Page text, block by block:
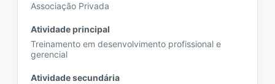
Associação Privada
Atividade principal
Treinamento em desenvolvimento profissional e
gerencial
Atividade secundária